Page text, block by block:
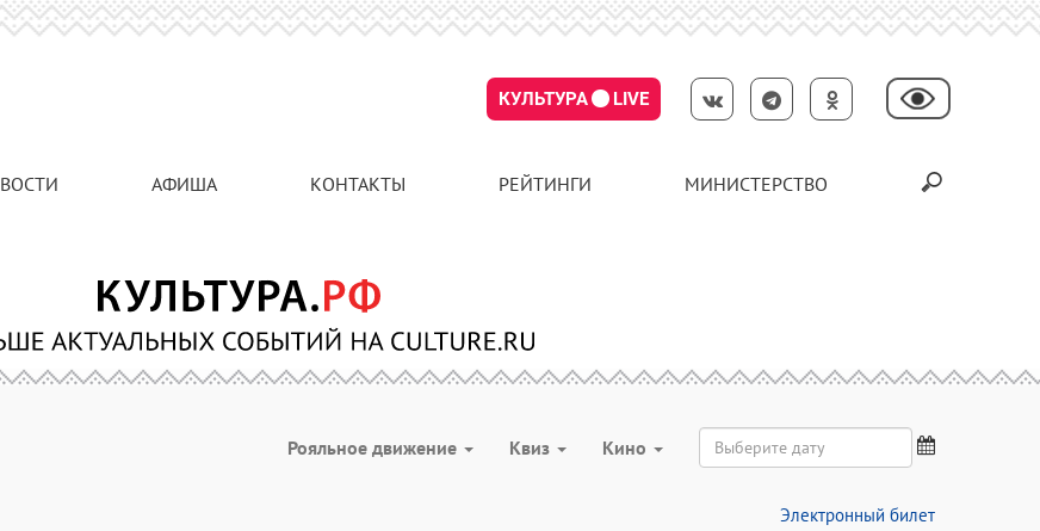
КУЛЬТУРА LIVE
АФИША КОНТАКТЫ РЕЙТИНГИ МИНИСТЕРСТВО
Рояльное движение Квиз Кино
Электронный билет